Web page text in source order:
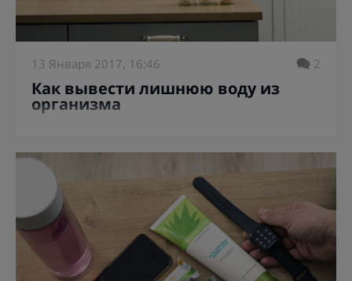
13 Января 2017, 16:46 2
Как вывести лишнюю воду из
организма